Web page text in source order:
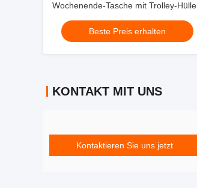
Wochenende-Tasche mit Trolley-Hülle
Beste Preis erhalten
KONTAKT MIT UNS
Kontaktieren Sie uns jetzt